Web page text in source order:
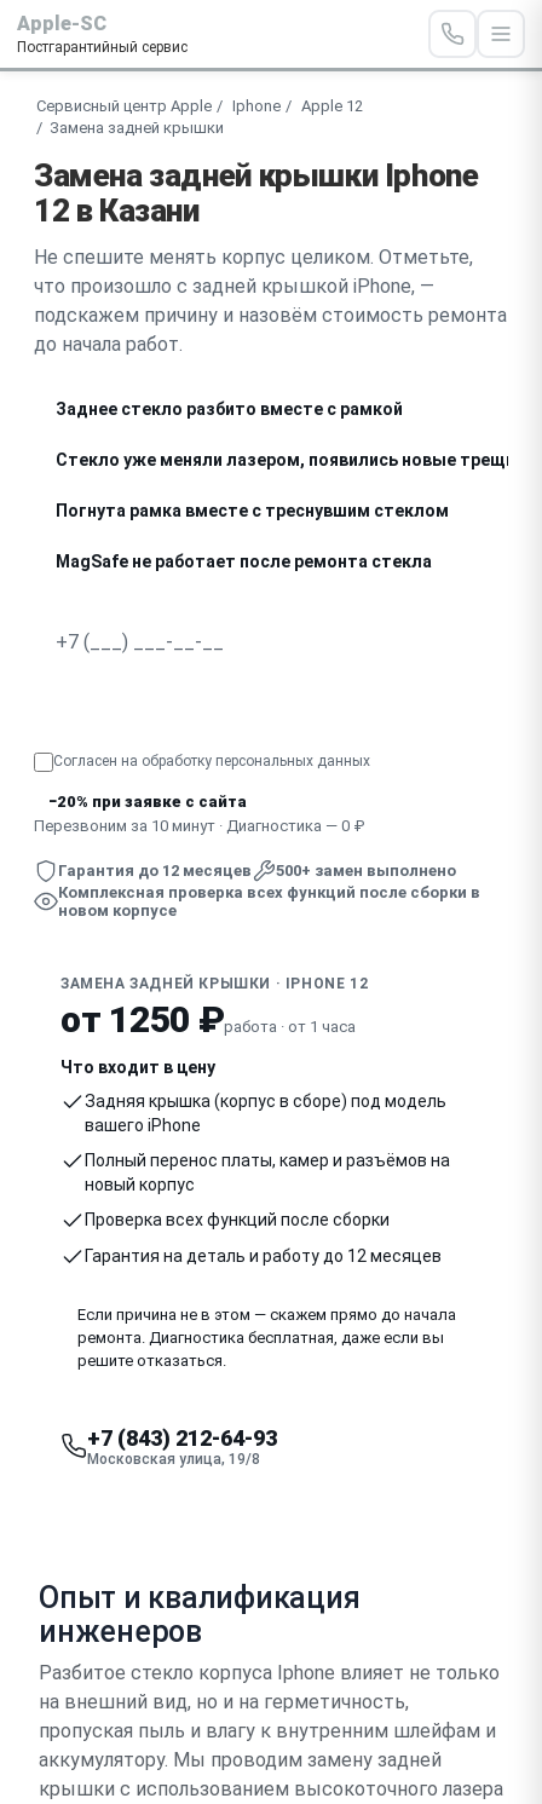
Apple-SC
Постгарантийный сервис
Сервисный центр Apple Iphone
Apple 12
Замена задней крышки
Замена задней крышки Iphone
12 в Казани
Не спешите менять корпус целиком. Отметьте,
что произошло с задней крышкой iPhone, —
подскажем причину и назовём стоимость ремонта
до начала работ.
Заднее стекло разбито вместе с рамкой
Стекло уже меняли лазером, появились новые трещины
Погнута рамка вместе с треснувшим стеклом
MagSafe не работает после ремонта стекла
Согласен на обработку персональных данных
−20% при заявке с сайта
Перезвоним за 10 минут · Диагностика — 0 ₽
Гарантия до 12 месяцев
500+ замен выполнено
Комплексная проверка всех функций после сборки в
новом корпусе
ЗАМЕНА ЗАДНЕЙ КРЫШКИ · IPHONE 12
от 1250 ₽работа · от 1 часа
Что входит в цену
Задняя крышка (корпус в сборе) под модель
вашего iPhone
Полный перенос платы, камер и разъёмов на
новый корпус
Проверка всех функций после сборки
Гарантия на деталь и работу до 12 месяцев
Если причина не в этом — скажем прямо до начала
ремонта. Диагностика бесплатная, даже если вы
решите отказаться.
+7 (843) 212-64-93
Московская улица, 19/8
Опыт и квалификация
инженеров
Разбитое стекло корпуса Iphone влияет не только
на внешний вид, но и на герметичность,
пропуская пыль и влагу к внутренним шлейфам и
аккумулятору. Мы проводим замену задней
крышки с использованием высокоточного лазера